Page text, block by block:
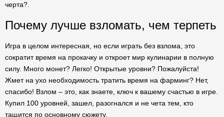
черта?.
Почему лучше взломать, чем терпеть
Игра в целом интересная, но если играть без взлома, это
сократит время на прокачку и откроет мир кулинарии в полную
силу. Много монет? Легко! Открытые уровни? Пожалуйста!
Жмет на ухо необходимость тратить время на фарминг? Нет,
спасибо! Взлом – это, как знаете, ключ к вашему счастью в игре.
Купил 100 уровней, зашел, разогнался и не чета тем, кто
тащится по основному сюжету.